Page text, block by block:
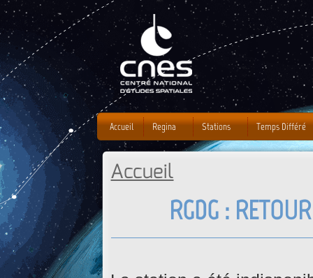
Vous êtes ici
Accueil
RGDG :
Accueil Regina Stations Temps Différé